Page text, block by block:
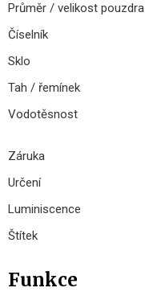
Průměr / velikost pouzdra
Číselník
Sklo
Tah / řemínek
Vodotěsnost
Záruka
Určení
Luminiscence
Štítek
Funkce